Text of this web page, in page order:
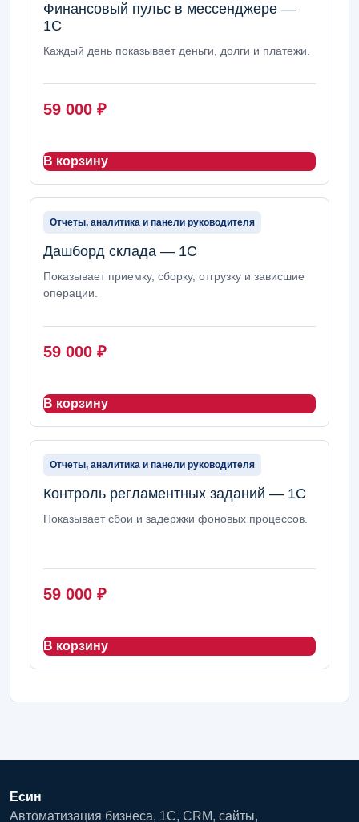
Финансовый пульс в мессенджере —
1С
Каждый день показывает деньги, долги и платежи.
59 000 ₽
В корзину
Отчеты, аналитика и панели руководителя
Дашборд склада — 1С
Показывает приемку, сборку, отгрузку и зависшие
операции.
59 000 ₽
В корзину
Отчеты, аналитика и панели руководителя
Контроль регламентных заданий — 1С
Показывает сбои и задержки фоновых процессов.
59 000 ₽
В корзину
Есин
Автоматизация бизнеса, 1С, CRM, сайты,